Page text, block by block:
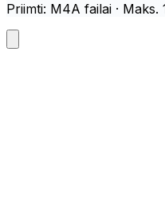
Priimti: M4A failai ·